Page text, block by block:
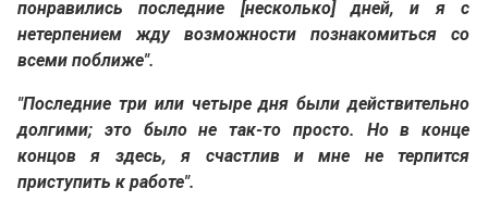
понравились последние [несколько] дней, и я с
нетерпением жду возможности познакомиться со
всеми поближе".
"Последние три или четыре дня были действительно
долгими; это было не так-то просто. Но в конце
концов я здесь, я счастлив и мне не терпится
приступить к работе".